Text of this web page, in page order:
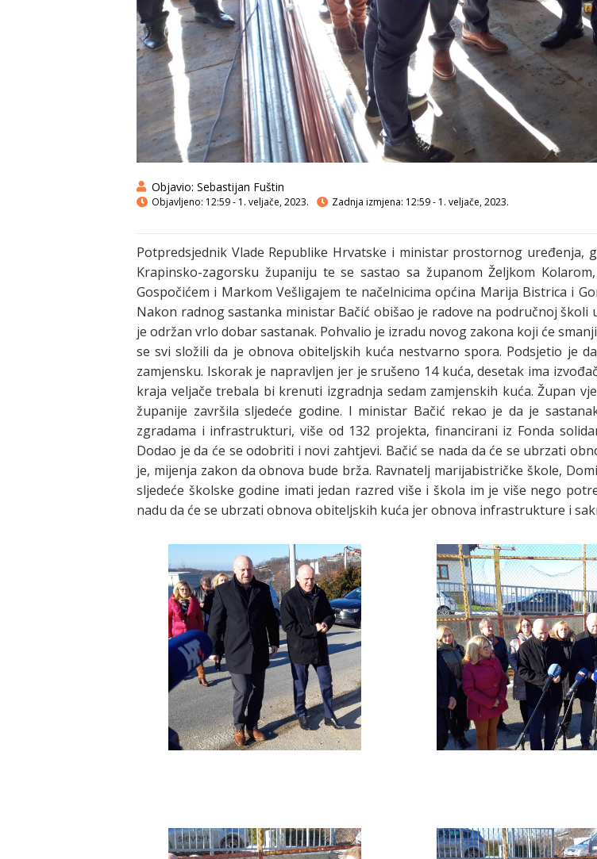
Objavio: Sebastijan Fuštin
Objavljeno: 12:59 - 1. veljače, 2023. Zadnja izmjena: 12:59 - 1. veljače, 2023.
Potpredsjednik Vlade Republike Hrvatske i ministar prostornog uređenja,
Krapinsko-zagorsku županiju te se sastao sa županom Željkom
Gospočićem i Markom Vešligajem te načelnicima općina Marija Bistrica i
Nakon radnog sastanka ministar Bačić obišao je radove na područnoj
je održan vrlo dobar sastanak. Pohvalio je izradu novog zakona koji će
se svi složili da je obnova obiteljskih kuća nestvarno spora. Podsjetio je
zamjensku. Iskorak je napravljen jer je srušeno 14 kuća, desetak ima
kraja veljače trebala bi krenuti izgradnja sedam zamjenskih kuća. Župan
županije završila sljedeće godine. I ministar Bačić rekao je da je
zgradama i infrastrukturi, više od 132 projekta, financirani iz Fonda
Dodao je da će se odobriti i novi zahtjevi. Bačić se nada da će se ubrzati
je, mijenja zakon da obnova bude brža. Ravnatelj marijabistričke škole,
sljedeće školske godine imati jedan razred više i škola im je više nego
nadu da će se ubrzati obnova obiteljskih kuća jer obnova infrastrukture i